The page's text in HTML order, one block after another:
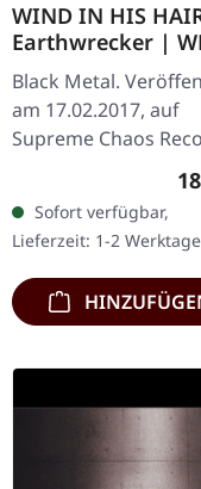
WIND IN HIS
Earthwrecker |
SPLATTER LP
Black Metal.
am 17.02.2017, auf
Supreme Chaos
Weißes Vinyl mit
Splattern im
Cover, kommt mit
Sofort verfügbar,
Lieferzeit: 1-2 Werktage